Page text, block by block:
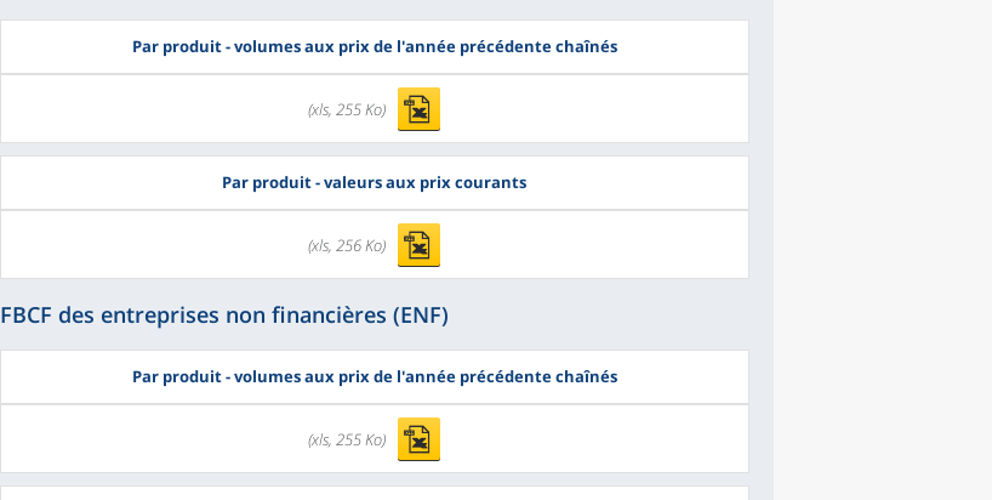
Par produit - volumes aux prix de l'année précédente chaînés
(xls, 255 Ko)
Par produit - valeurs aux prix courants
(xls, 256 Ko)
FBCF des entreprises non financières (ENF)
Par produit - volumes aux prix de l'année précédente chaînés
(xls, 255 Ko)